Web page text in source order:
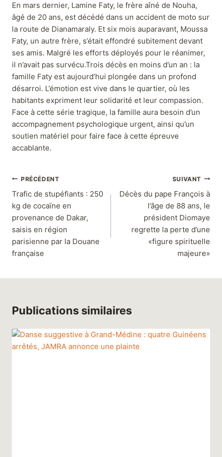
En mars dernier, Lamine Faty, le frère aîné de Nouha,
âgé de 20 ans, est décédé dans un accident de moto sur
la route de Dianamaraly. Et six mois auparavant, Moussa
Faty, un autre frère, s’était effondré subitement devant
ses amis. Malgré les efforts déployés pour le réanimer,
il n’avait pas survécu.Trois décès en moins d’un an : la
famille Faty est aujourd’hui plongée dans un profond
désarroi. L’émotion est vive dans le quartier, où les
habitants expriment leur solidarité et leur compassion.
Face à cette série tragique, la famille aura besoin d’un
accompagnement psychologique urgent, ainsi qu’un
soutien matériel pour faire face à cette épreuve
accablante.
PRÉCÉDENT
Trafic de stupéfiants : 250
kg de cocaïne en
provenance de Dakar,
saisis en région
parisienne par la Douane
française
SUIVANT
Décès du pape François à
l’âge de 88 ans, le
président Diomaye
regrette la perte d’une
«figure spirituelle
majeure»
Publications similaires